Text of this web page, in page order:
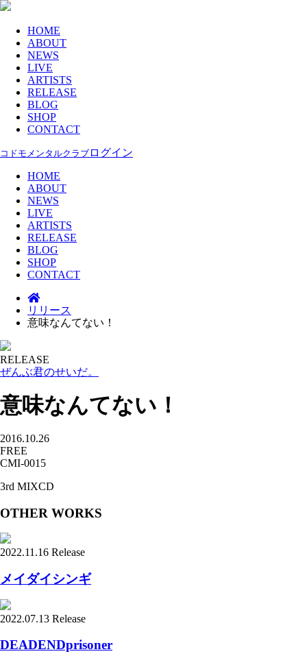
HOME
ABOUT
NEWS
LIVE
ARTISTS
RELEASE
BLOG
SHOP
CONTACT
コドモメンタルクラブ ログイン
HOME
ABOUT
NEWS
LIVE
ARTISTS
RELEASE
BLOG
SHOP
CONTACT
リリース
意味なんてない！
RELEASE
ぜんぶ君のせいだ。
意味なんてない！
2016.10.26
FREE
CMI-0015
3rd MIXCD
OTHER WORKS
2022.11.16 Release
メイダイシンギ
2022.07.13 Release
DEADENDprisoner